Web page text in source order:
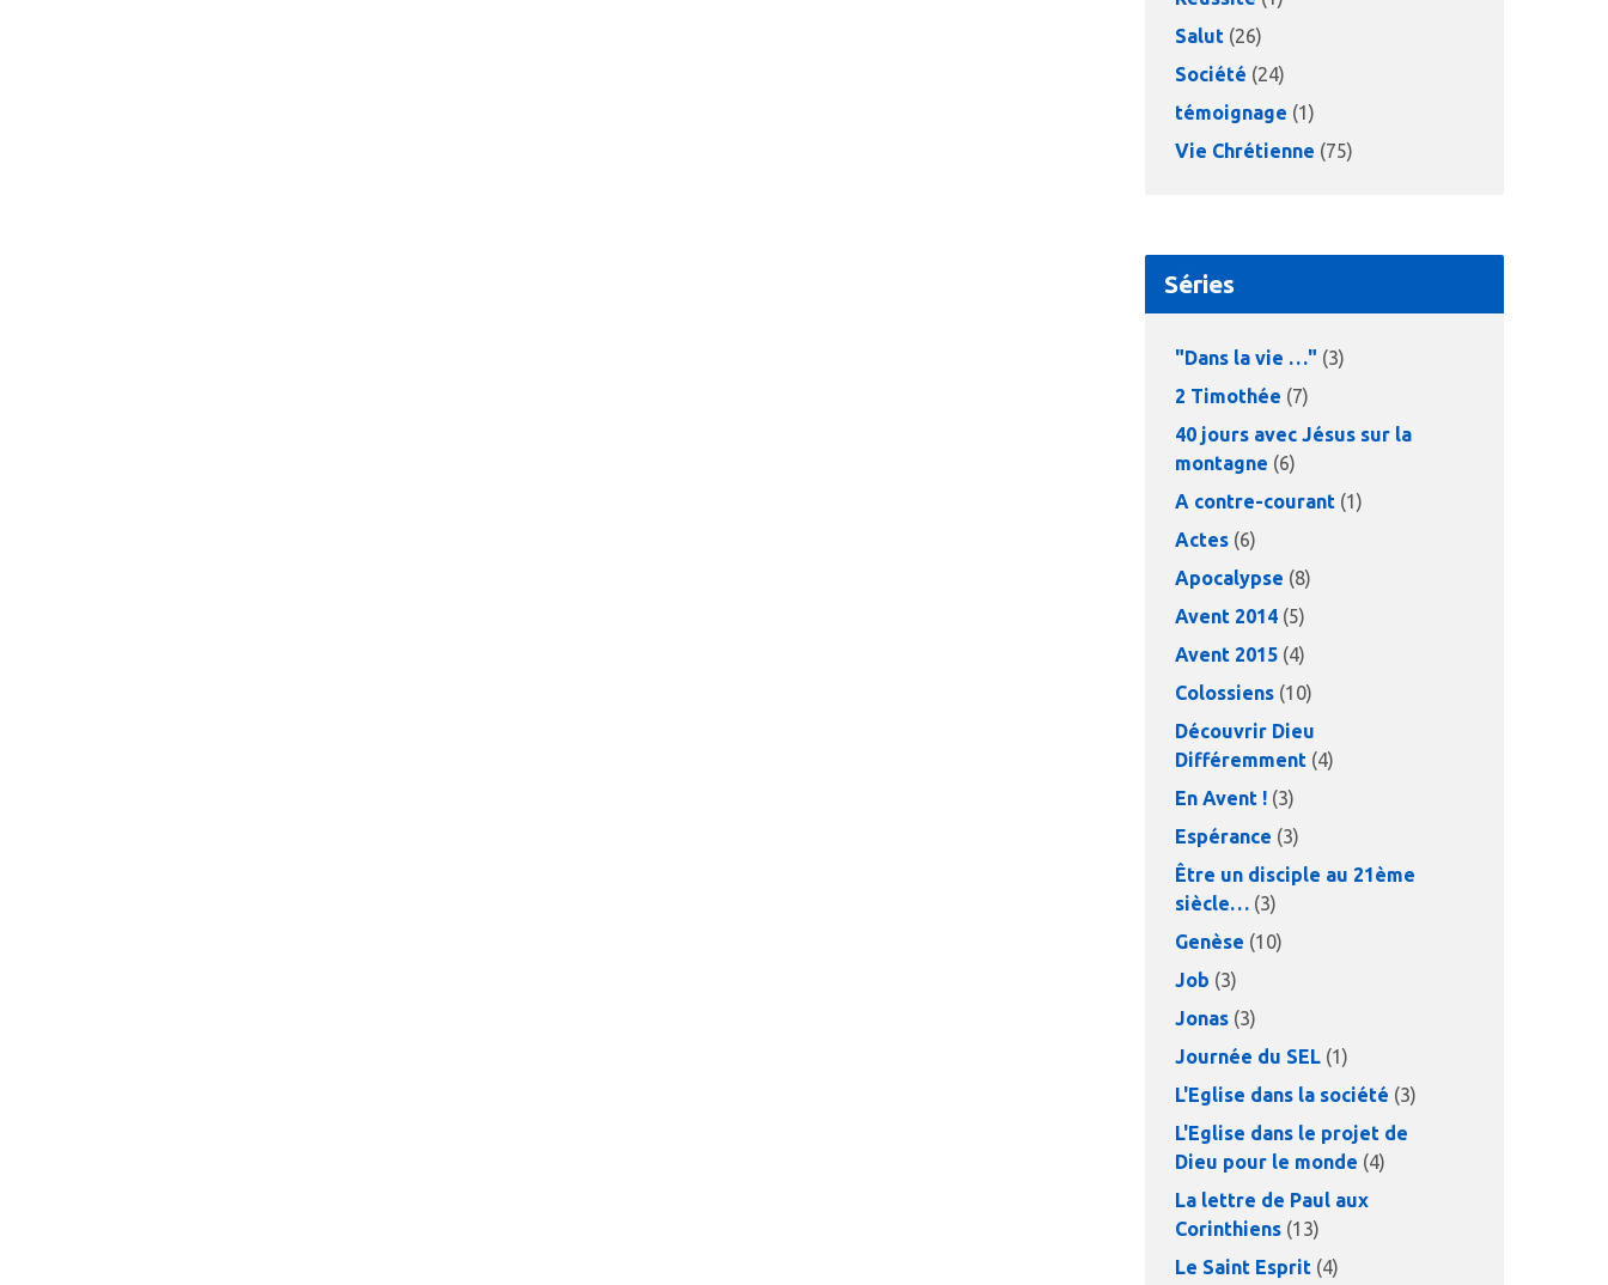
Salut (26)
Société (24)
témoignage (1)
Vie Chrétienne (75)
Séries
"Dans la vie …" (3)
2 Timothée (7)
40 jours avec Jésus sur la
montagne (6)
A contre-courant (1)
Actes (6)
Apocalypse (8)
Avent 2014 (5)
Avent 2015 (4)
Colossiens (10)
Découvrir Dieu
Différemment (4)
En Avent ! (3)
Espérance (3)
Être un disciple au 21ème
siècle… (3)
Genèse (10)
Job (3)
Jonas (3)
Journée du SEL (1)
L'Eglise dans la société (3)
L'Eglise dans le projet de
Dieu pour le monde (4)
La lettre de Paul aux
Corinthiens (13)
Le Saint Esprit (4)